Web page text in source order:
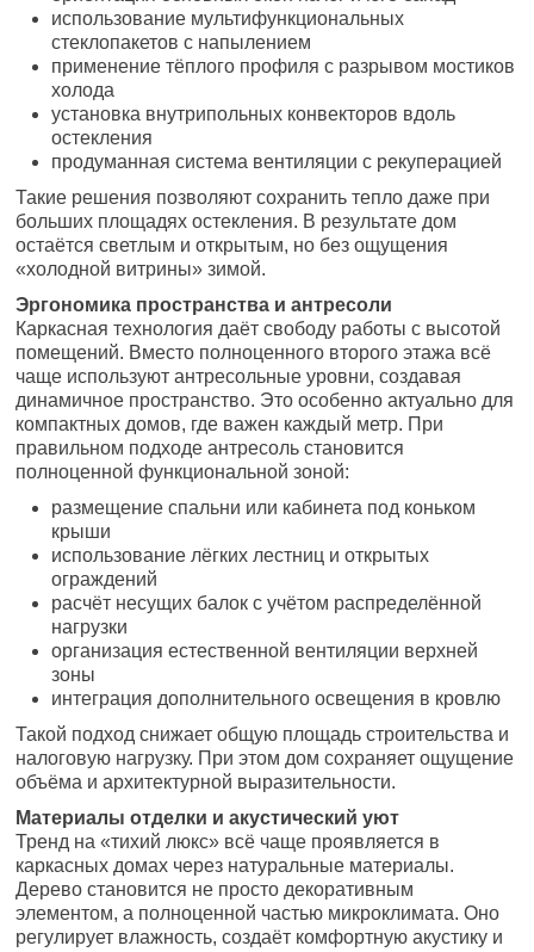
использование мультифункциональных
стеклопакетов с напылением
применение тёплого профиля с разрывом мостиков
холода
установка внутрипольных конвекторов вдоль
остекления
продуманная система вентиляции с рекуперацией
Такие решения позволяют сохранить тепло даже при
больших площадях остекления. В результате дом
остаётся светлым и открытым, но без ощущения
«холодной витрины» зимой.
Эргономика пространства и антресоли
Каркасная технология даёт свободу работы с высотой
помещений. Вместо полноценного второго этажа всё
чаще используют антресольные уровни, создавая
динамичное пространство. Это особенно актуально для
компактных домов, где важен каждый метр. При
правильном подходе антресоль становится
полноценной функциональной зоной:
размещение спальни или кабинета под коньком
крыши
использование лёгких лестниц и открытых
ограждений
расчёт несущих балок с учётом распределённой
нагрузки
организация естественной вентиляции верхней
зоны
интеграция дополнительного освещения в кровлю
Такой подход снижает общую площадь строительства и
налоговую нагрузку. При этом дом сохраняет ощущение
объёма и архитектурной выразительности.
Материалы отделки и акустический уют
Тренд на «тихий люкс» всё чаще проявляется в
каркасных домах через натуральные материалы.
Дерево становится не просто декоративным
элементом, а полноценной частью микроклимата. Оно
регулирует влажность, создаёт комфортную акустику и